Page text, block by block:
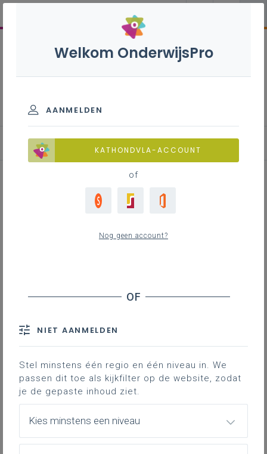
Bewegingsspel memory in
Het oorspronkelijke spel
Materialen
Organisatie
Downloads
In lichamelijke opvoeding spreekt men van
aanleren, inoefenen, kampen, spelen …
Welkom OnderwijsPro
AANMELDEN
KATHONDVLA-ACCOUNT
of
Nog geen account?
NIET AANMELDEN
Stel minstens één regio en één niveau in. We
passen dit toe als kijkfilter op de website, zodat
je de gepaste inhoud ziet.
Kies minstens een niveau